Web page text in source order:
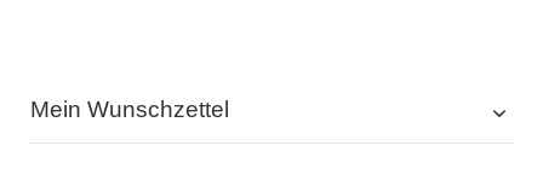
Mein Wunschzettel